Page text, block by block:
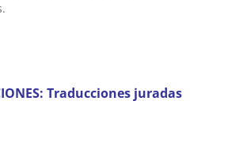
Traducciones juradas